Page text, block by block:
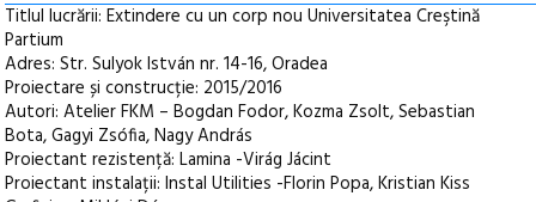
Titlul lucrării: Extindere cu un corp nou Universitatea Creştină
Partium
Adres: Str. Sulyok István nr. 14-16, Oradea
Proiectare și construcție: 2015/2016
Autori: Atelier FKM – Bogdan Fodor, Kozma Zsolt, Sebastian
Bota, Gagyi Zsófia, Nagy András
Proiectant rezistență: Lamina -Virág Jácint
Proiectant instalații: Instal Utilities -Florin Popa, Kristian Kiss